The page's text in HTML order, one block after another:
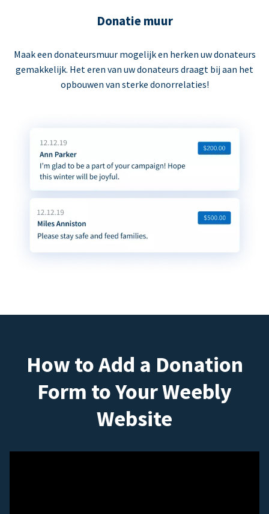
Donatie muur
Maak een donateursmuur mogelijk en herken uw donateurs
gemakkelijk. Het eren van uw donateurs draagt bij aan het
opbouwen van sterke donorrelaties!
How to Add a Donation
Form to Your Weebly
Website